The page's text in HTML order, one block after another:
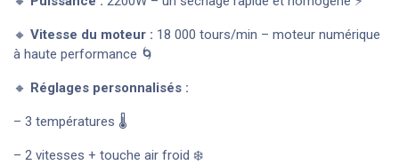
🔸 Vitesse du moteur : 18 000 tours/min – moteur numérique
à haute performance 🌀
🔸 Réglages personnalisés :
– 3 températures 🌡️
– 2 vitesses + touche air froid ❄️